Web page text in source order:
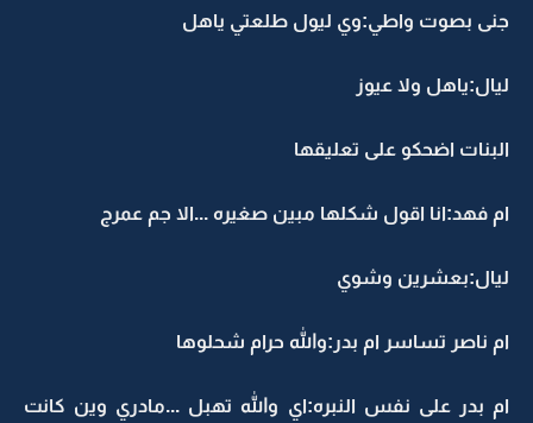
جنى بصوت واطي:وي ليول طلعتي ياهل
ليال:ياهل ولا عيوز
البنات اضحكو على تعليقها
ام فهد:انا اقول شكلها مبين صغيره ...الا جم عمرج
ليال:بعشرين وشوي
ام ناصر تساسر ام بدر:والله حرام شحلوها
ام بدر على نفس النبره:اي والله تهبل ...مادري وين كانت